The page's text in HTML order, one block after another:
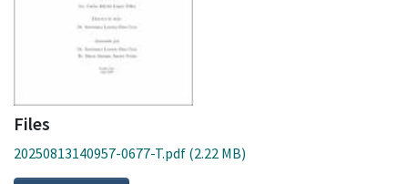
Files
20250813140957-0677-T.pdf (2.22 MB)